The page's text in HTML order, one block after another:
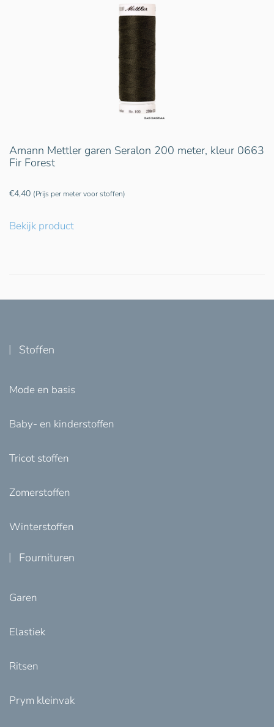
Amann Mettler garen Seralon 200 meter, kleur 0663
Fir Forest
€4,40 (Prijs per meter voor stoffen)
Bekijk product
Stoffen
Mode en basis
Baby- en kinderstoffen
Tricot stoffen
Zomerstoffen
Winterstoffen
Fournituren
Garen
Elastiek
Ritsen
Prym kleinvak